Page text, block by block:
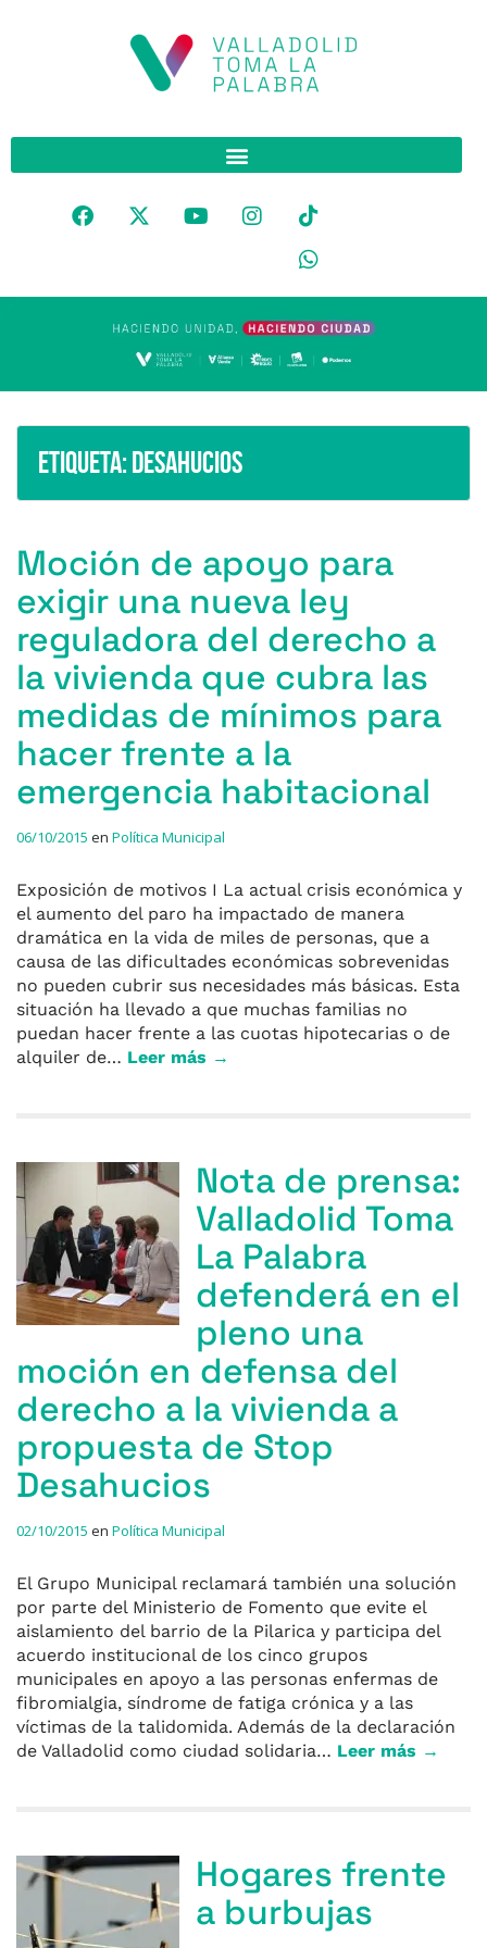
Etiqueta:Desahucios
Moción de apoyo para
exigir una nueva ley
reguladora del derecho a
la vivienda que cubra las
medidas de mínimos para
hacer frente a la
emergencia habitacional
06/10/2015 en Política Municipal
Exposición de motivos I La actual crisis económica y
el aumento del paro ha impactado de manera
dramática en la vida de miles de personas, que a
causa de las dificultades económicas sobrevenidas
no pueden cubrir sus necesidades más básicas. Esta
situación ha llevado a que muchas familias no
puedan hacer frente a las cuotas hipotecarias o de
alquiler de… Leer más →
Nota de prensa:
Valladolid Toma
La Palabra
defenderá en el
pleno una
moción en defensa del
derecho a la vivienda a
propuesta de Stop
Desahucios
02/10/2015 en Política Municipal
El Grupo Municipal reclamará también una solución
por parte del Ministerio de Fomento que evite el
aislamiento del barrio de la Pilarica y participa del
acuerdo institucional de los cinco grupos
municipales en apoyo a las personas enfermas de
fibromialgia, síndrome de fatiga crónica y a las
víctimas de la talidomida. Además de la declaración
de Valladolid como ciudad solidaria… Leer más →
Hogares frente
a burbujas